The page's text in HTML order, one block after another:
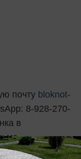
почту bloknot-
8-928-270-
в
2017»).